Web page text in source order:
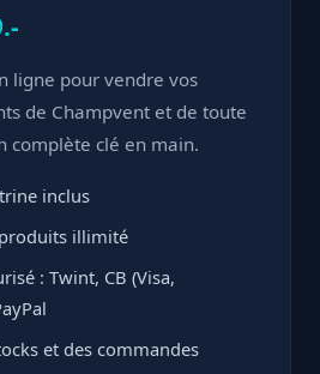
ligne pour vendre vos
de Champvent et de toute
complète clé en main.
inclus
illimité
: Twint, CB (Visa,
et des commandes